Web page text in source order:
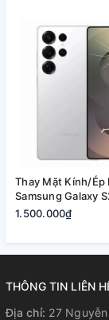
Thay Mặt Kính/Ép
Samsung Galaxy
Quận 2, Tp. Thủ
1.500.000₫
THÔNG TIN LIÊN
Địa chỉ: 27